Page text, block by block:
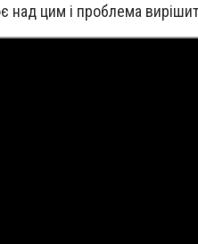
над цим і проблема